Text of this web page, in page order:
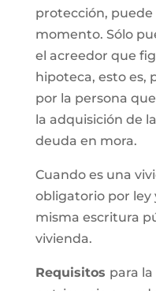
protección,
momento. Sólo
el acreedor que
hipoteca, esto es,
por la persona
la adquisición de
deuda en mora.
Cuando es una
obligatorio por ley
misma escritura
vivienda.
Requisitos para